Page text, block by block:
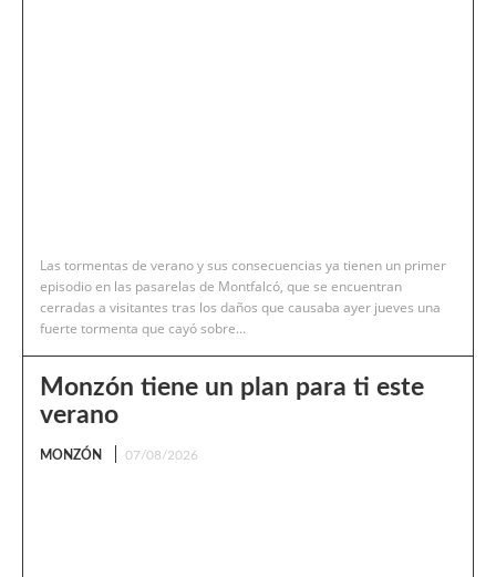
Las tormentas de verano y sus consecuencias ya tienen un primer
episodio en las pasarelas de Montfalcó, que se encuentran
cerradas a visitantes tras los daños que causaba ayer jueves una
fuerte tormenta que cayó sobre...
Monzón tiene un plan para ti este
verano
MONZÓN 07/08/2026